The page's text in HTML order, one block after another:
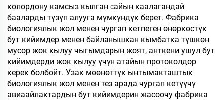
колордону камсыз кылган сайын каалагандай
бааларды түзүп алууга мүмкүндүк берет. Фабрика
биологиялык жол менен чургап кетпеген өнөркөстүк
бут кийимдер менен байланышкан кымбатка түшкөн
мусор жок кылуу чыгымдарын жоят, анткени ушул бут
кийимдерди жок кылуу үчүн атайын протоколдор
керек болбойт. Узак мөөнөттүк ынтымакташтык
биологиялык жол менен тез арада чургап кетүүчү
авиаайлактардын бут кийимдерин жасоочу фабрика